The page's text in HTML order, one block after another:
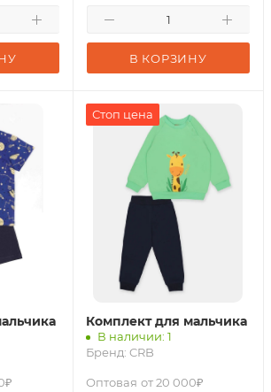
В КОРЗИНУ
Стоп цена
Комплект для мальчика
В наличии: 1
Бренд: CRB
Оптовая от 20 000₽